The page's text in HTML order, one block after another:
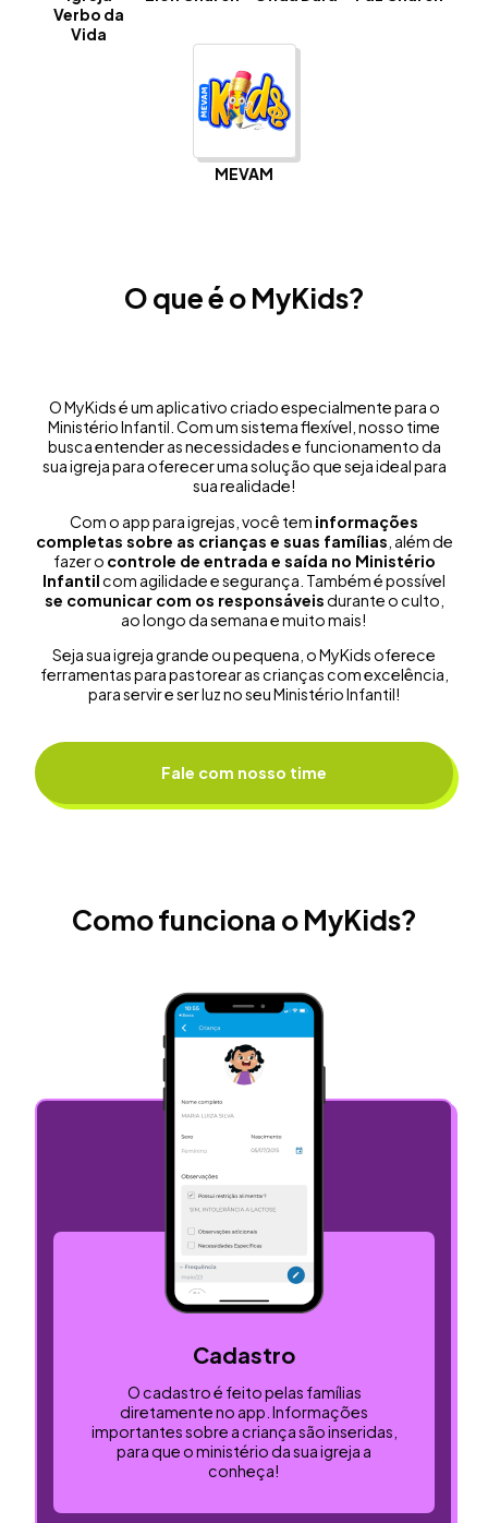
Verbo da
Vida
MEVAM
O que é o MyKids?
O MyKids é um aplicativo criado especialmente para o
Ministério Infantil. Com um sistema flexível, nosso time
busca entender as necessidades e funcionamento da
sua igreja para oferecer uma solução que seja ideal para
sua realidade!
Com o app para igrejas, você tem informações
completas sobre as crianças e suas famílias , além de
fazer o controle de entrada e saída no Ministério
Infantilcom agilidade e segurança. Também é possível
se comunicar com os responsáveisdurante o culto,
ao longo da semana e muito mais!
Seja sua igreja grande ou pequena, o MyKids oferece
ferramentas para pastorear as crianças com excelência,
para servir e ser luz no seu Ministério Infantil!
Fale com nosso time
Como funciona o MyKids?
Cadastro
O cadastro é feito pelas famílias
diretamente no app. Informações
importantes sobre a criança são inseridas,
para que o ministério da sua igreja a
conheça!